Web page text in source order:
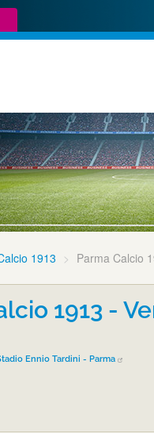
1913 Parma Calcio
1913 -
Ennio Tardini - Parma